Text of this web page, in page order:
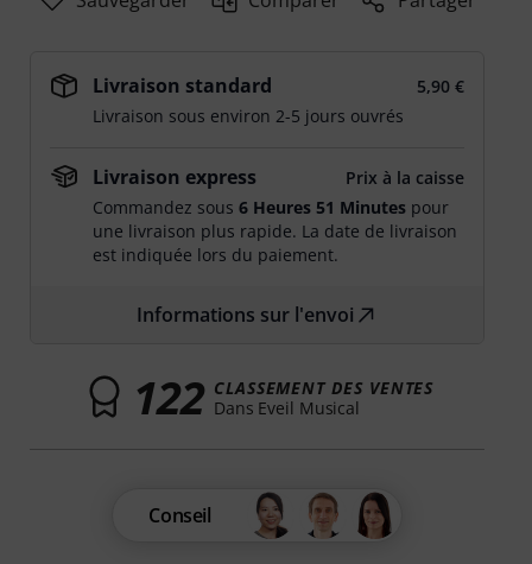
Livraison standard
5,90 €
Livraison sous environ 2-5 jours ouvrés
Livraison express
Prix à la caisse
Commandez sous6 Heures 51 Minutes pour
une livraison plus rapide. La date de livraison
est indiquée lors du paiement.
Informations sur l'envoi
122 CLASSEMENT DES VENTES
Dans Eveil Musical
Conseil